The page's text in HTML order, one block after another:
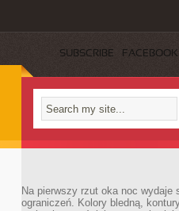
SUBSCRIBE FACEBOOK
Na pierwszy rzut oka noc wydaje
ograniczeń. Kolory bledną,